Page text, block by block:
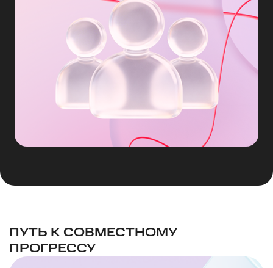
ПУТЬ К СОВМЕСТНОМУ
ПРОГРЕССУ